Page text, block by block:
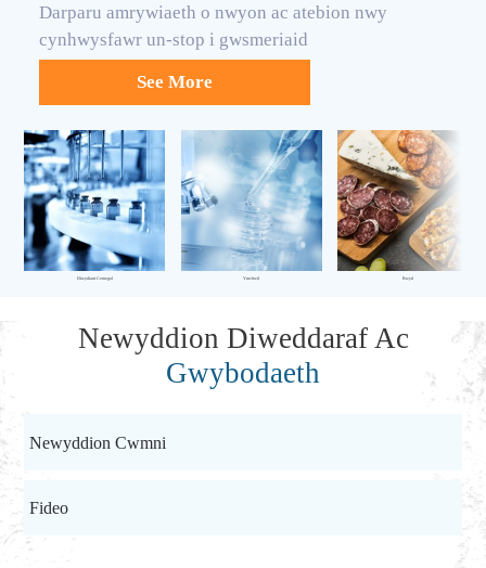
Darparu amrywiaeth o nwyon ac atebion nwy
cynhwysfawr un-stop i gwsmeriaid
See More
Diwydiant Cemegol Ymchwil Bwyd
Newyddion Diweddaraf Ac
Gwybodaeth
Newyddion Cwmni
Fideo